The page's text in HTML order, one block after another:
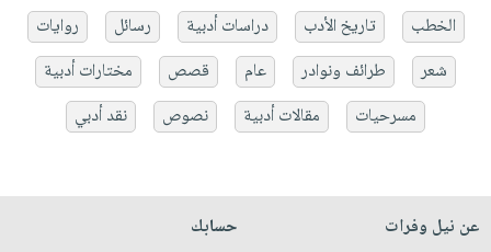
الخطب
تاريخ الأدب دراسات أدبية رسائل
روايات
شعر
طرائف ونوادر عام قصص
مختارات أدبية
مسرحيات
مقالات أدبية نصوص نقد أدبي
عن نيل وفرات
حسابك